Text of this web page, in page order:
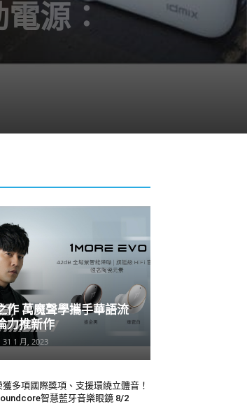
源：
作 萬魔聲學攜手華語流
力推新作
31 1 月, 2023
獲多項國際獎項、支援環繞立體音！
智慧藍牙音樂眼鏡 8/2